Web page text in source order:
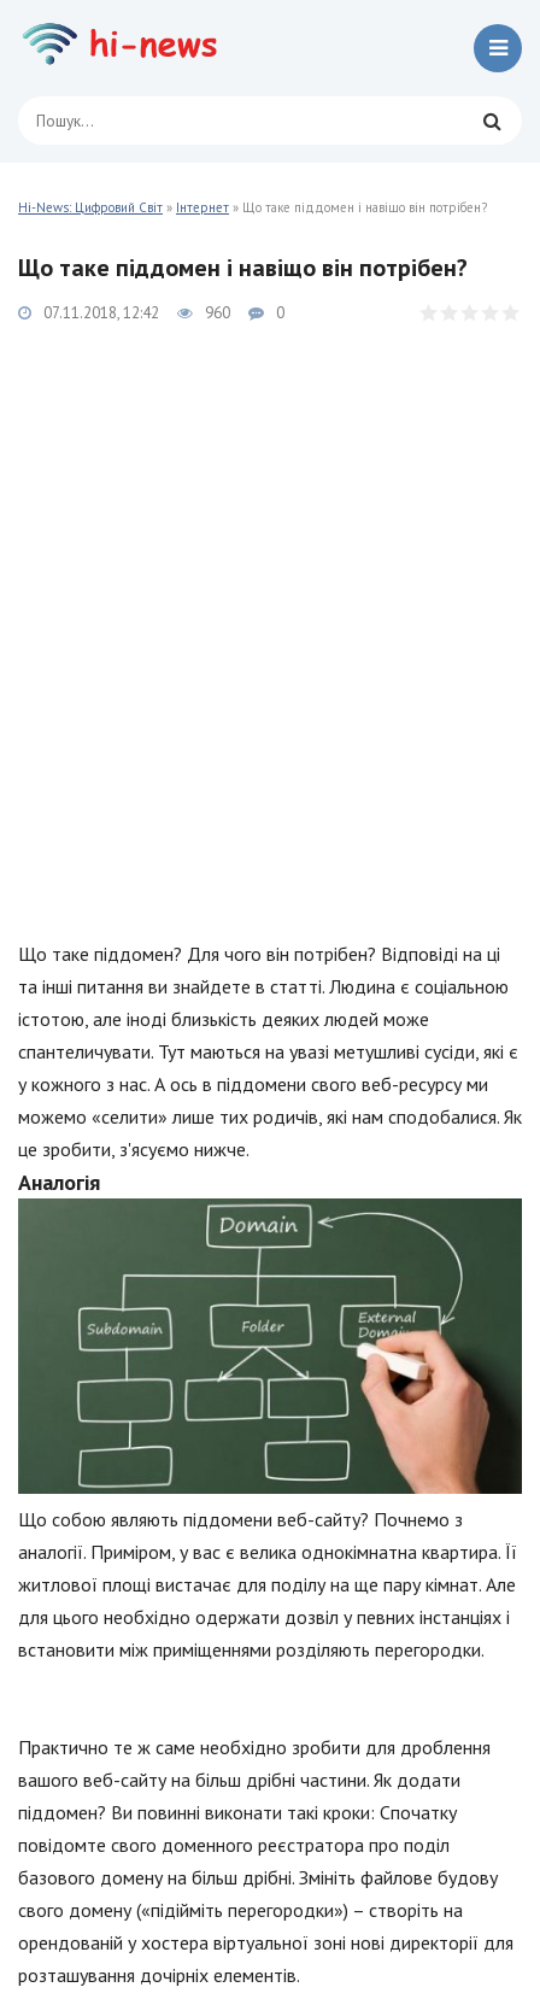
Hi-News: Цифровий Світ » Інтернет » Що таке піддомен і навіщо він потрібен?
Що таке піддомен і навіщо він потрібен?
07.11.2018, 12:42 960 0
Що таке піддомен? Для чого він потрібен? Відповіді на ці
та інші питання ви знайдете в статті. Людина є соціальною
істотою, але іноді близькість деяких людей може
спантеличувати. Тут маються на увазі метушливі сусіди, які є
у кожного з нас. А ось в піддомени свого веб-ресурсу ми
можемо «селити» лише тих родичів, які нам сподобалися. Як
це зробити, з'ясуємо нижче.
Аналогія
Що собою являють піддомени веб-сайту? Почнемо з
аналогії. Приміром, у вас є велика однокімнатна квартира. Її
житлової площі вистачає для поділу на ще пару кімнат. Але
для цього необхідно одержати дозвіл у певних інстанціях і
встановити між приміщеннями розділяють перегородки.
Практично те ж саме необхідно зробити для дроблення
вашого веб-сайту на більш дрібні частини. Як додати
піддомен? Ви повинні виконати такі кроки: Спочатку
повідомте свого доменного реєстратора про поділ
базового домену на більш дрібні. Змініть файлове будову
свого домену («підійміть перегородки») – створіть на
орендованій у хостера віртуальної зоні нові директорії для
розташування дочірніх елементів.